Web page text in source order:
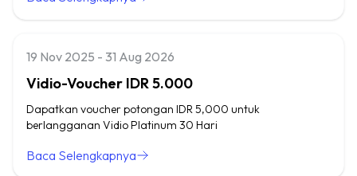
19 Nov 2025 - 31 Aug 2026
Vidio-Voucher IDR 5.000
Dapatkan voucher potongan IDR 5,000 untuk
berlangganan Vidio Platinum 30 Hari
Baca Selengkapnya